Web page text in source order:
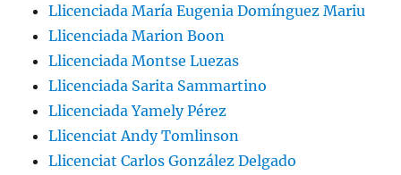
Llicenciada María Eugenia Domínguez Mariu
Llicenciada Marion Boon
Llicenciada Montse Luezas
Llicenciada Sarita Sammartino
Llicenciada Yamely Pérez
Llicenciat Andy Tomlinson
Llicenciat Carlos González Delgado